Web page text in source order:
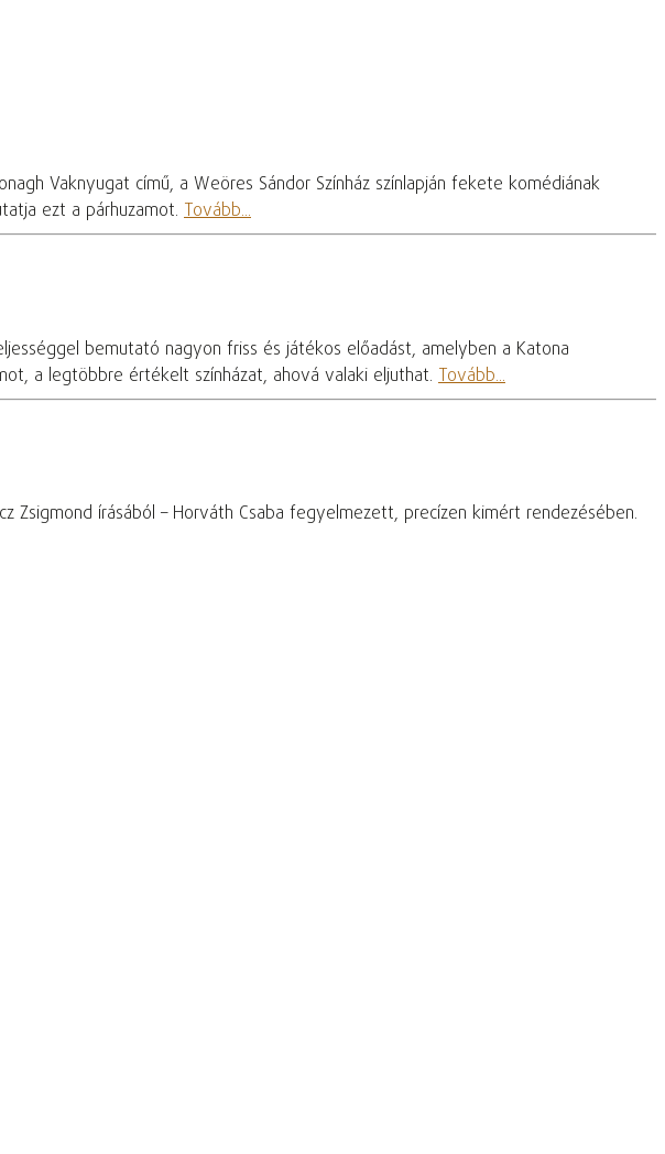
Vaknyugat című, a Weöres Sándor Színház színlapján fekete komédiának
ezt a párhuzamot. Tovább...
bemutató nagyon friss és játékos előadást, amelyben a Katona
a legtöbbre értékelt színházat, ahová valaki eljuthat. Tovább...
írásából – Horváth Csaba fegyelmezett, precízen kimért rendezésében.